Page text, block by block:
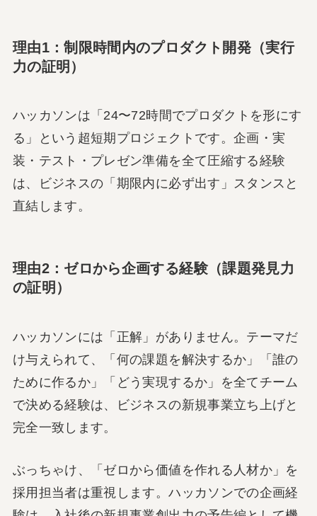
理由1：制限時間内のプロダクト開発（実行
力の証明）
ハッカソンは「24〜72時間でプロダクトを形にす
る」という超短期プロジェクトです。企画・実
装・テスト・プレゼン準備を全て圧縮する経験
は、ビジネスの「期限内に必ず出す」スタンスと
直結します。
理由2：ゼロから企画する経験（課題発見力
の証明）
ハッカソンには「正解」がありません。テーマだ
け与えられて、「何の課題を解決するか」「誰の
ために作るか」「どう実現するか」を全てチーム
で決める経験は、ビジネスの新規事業立ち上げと
完全一致します。
ぶっちゃけ、「ゼロから価値を作れる人材か」を
採用担当者は重視します。ハッカソンでの企画経